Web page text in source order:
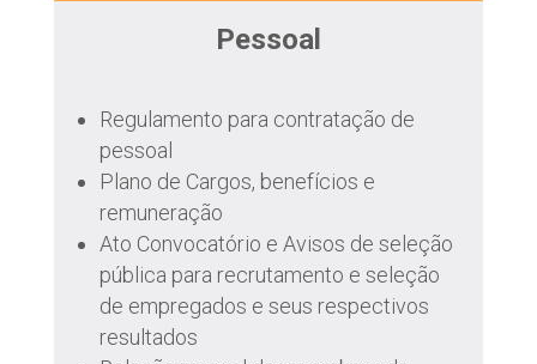
Pessoal
Regulamento para contratação de
pessoal
Plano de Cargos, benefícios e
remuneração
Ato Convocatório e Avisos de seleção
pública para recrutamento e seleção
de empregados e seus respectivos
resultados